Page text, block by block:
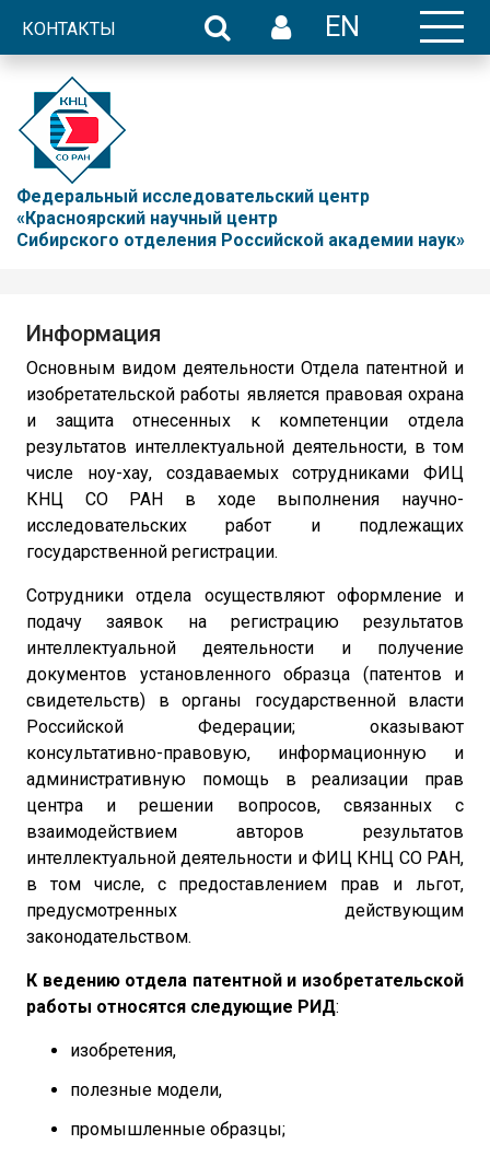
КОНТАКТЫ EN
Федеральный исследовательский центр
«Красноярский научный центр
Сибирского отделения Российской академии наук»
Информация
Основным видом деятельности Отдела патентной и
изобретательской работы является правовая охрана
и защита отнесенных к компетенции отдела
результатов интеллектуальной деятельности, в том
числе ноу-хау, создаваемых сотрудниками ФИЦ
КНЦ СО РАН в ходе выполнения научно-
исследовательских работ и подлежащих
государственной регистрации.
Сотрудники отдела осуществляют оформление и
подачу заявок на регистрацию результатов
интеллектуальной деятельности и получение
документов установленного образца (патентов и
свидетельств) в органы государственной власти
Российской Федерации; оказывают
консультативно-правовую, информационную и
административную помощь в реализации прав
центра и решении вопросов, связанных с
взаимодействием авторов результатов
интеллектуальной деятельности и ФИЦ КНЦ СО РАН,
в том числе, с предоставлением прав и льгот,
предусмотренных действующим
законодательством.
К ведению отдела патентной и изобретательской
работы относятся следующие РИД:
изобретения,
полезные модели,
промышленные образцы;